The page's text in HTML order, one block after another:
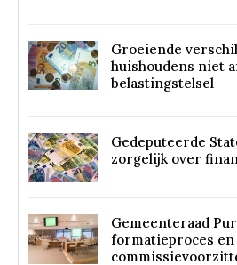
Groeiende
huishoudens niet
belastingstelsel
Gedeputeerde
zorgelijk over
Gemeenteraad
formatieproces